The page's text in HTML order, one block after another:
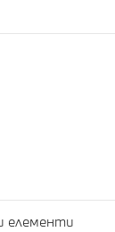
елементи